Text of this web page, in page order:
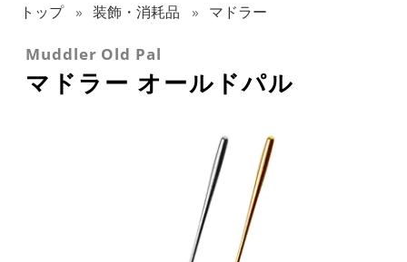
トップ 装飾・消耗品 マドラー
Muddler Old Pal
マドラー オールドパル